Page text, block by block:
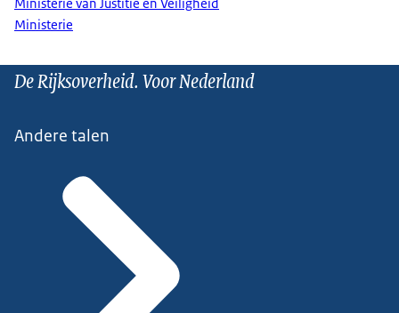
Ministerie
De Rijksoverheid. Voor Nederland
Andere talen